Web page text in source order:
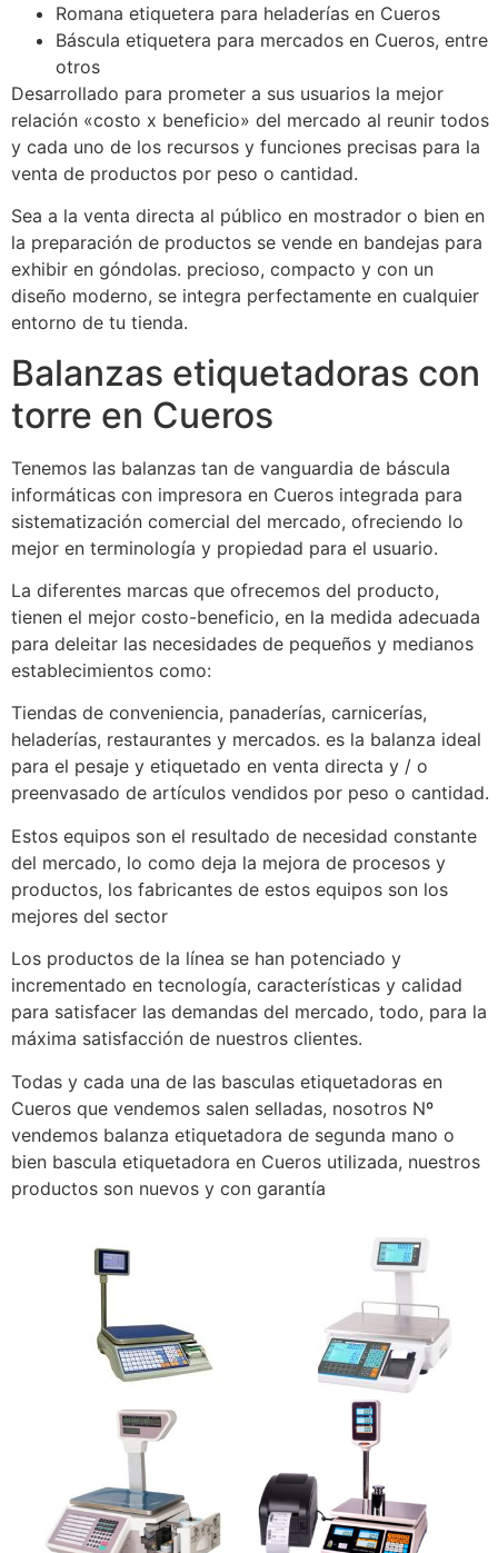
Romana etiquetera para heladerías en Cueros
Báscula etiquetera para mercados en Cueros, entre
otros
Desarrollado para prometer a sus usuarios la mejor
relación «costo x beneficio» del mercado al reunir todos
y cada uno de los recursos y funciones precisas para la
venta de productos por peso o cantidad.
Sea a la venta directa al público en mostrador o bien en
la preparación de productos se vende en bandejas para
exhibir en góndolas. precioso, compacto y con un
diseño moderno, se integra perfectamente en cualquier
entorno de tu tienda.
Balanzas etiquetadoras con
torre en Cueros
Tenemos las balanzas tan de vanguardia de báscula
informáticas con impresora en Cueros integrada para
sistematización comercial del mercado, ofreciendo lo
mejor en terminología y propiedad para el usuario.
La diferentes marcas que ofrecemos del producto,
tienen el mejor costo-beneficio, en la medida adecuada
para deleitar las necesidades de pequeños y medianos
establecimientos como:
Tiendas de conveniencia, panaderías, carnicerías,
heladerías, restaurantes y mercados. es la balanza ideal
para el pesaje y etiquetado en venta directa y / o
preenvasado de artículos vendidos por peso o cantidad.
Estos equipos son el resultado de necesidad constante
del mercado, lo como deja la mejora de procesos y
productos, los fabricantes de estos equipos son los
mejores del sector
Los productos de la línea se han potenciado y
incrementado en tecnología, características y calidad
para satisfacer las demandas del mercado, todo, para la
máxima satisfacción de nuestros clientes.
Todas y cada una de las basculas etiquetadoras en
Cueros que vendemos salen selladas, nosotros Nº
vendemos balanza etiquetadora de segunda mano o
bien bascula etiquetadora en Cueros utilizada, nuestros
productos son nuevos y con garantía